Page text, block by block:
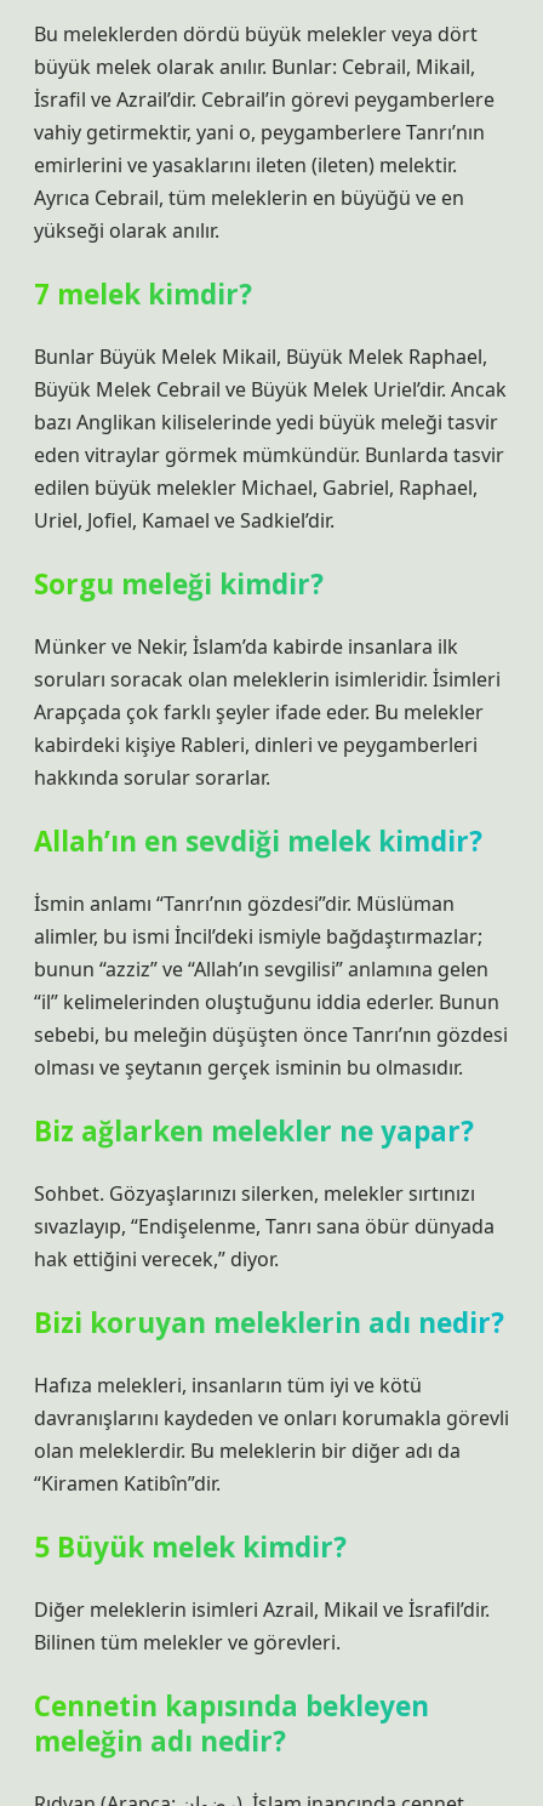
Bu meleklerden dördü büyük melekler veya dört
büyük melek olarak anılır. Bunlar: Cebrail, Mikail,
İsrafil ve Azrail’dir. Cebrail’in görevi peygamberlere
vahiy getirmektir, yani o, peygamberlere Tanrı’nın
emirlerini ve yasaklarını ileten (ileten) melektir.
Ayrıca Cebrail, tüm meleklerin en büyüğü ve en
yükseği olarak anılır.
7 melek kimdir?
Bunlar Büyük Melek Mikail, Büyük Melek Raphael,
Büyük Melek Cebrail ve Büyük Melek Uriel’dir. Ancak
bazı Anglikan kiliselerinde yedi büyük meleği tasvir
eden vitraylar görmek mümkündür. Bunlarda tasvir
edilen büyük melekler Michael, Gabriel, Raphael,
Uriel, Jofiel, Kamael ve Sadkiel’dir.
Sorgu meleği kimdir?
Münker ve Nekir, İslam’da kabirde insanlara ilk
soruları soracak olan meleklerin isimleridir. İsimleri
Arapçada çok farklı şeyler ifade eder. Bu melekler
kabirdeki kişiye Rableri, dinleri ve peygamberleri
hakkında sorular sorarlar.
Allah’ın en sevdiği melek kimdir?
İsmin anlamı “Tanrı’nın gözdesi”dir. Müslüman
alimler, bu ismi İncil’deki ismiyle bağdaştırmazlar;
bunun “azziz” ve “Allah’ın sevgilisi” anlamına gelen
“il” kelimelerinden oluştuğunu iddia ederler. Bunun
sebebi, bu meleğin düşüşten önce Tanrı’nın gözdesi
olması ve şeytanın gerçek isminin bu olmasıdır.
Biz ağlarken melekler ne yapar?
Sohbet. Gözyaşlarınızı silerken, melekler sırtınızı
sıvazlayıp, “Endişelenme, Tanrı sana öbür dünyada
hak ettiğini verecek,” diyor.
Bizi koruyan meleklerin adı nedir?
Hafıza melekleri, insanların tüm iyi ve kötü
davranışlarını kaydeden ve onları korumakla görevli
olan meleklerdir. Bu meleklerin bir diğer adı da
“Kiramen Katibîn”dir.
5 Büyük melek kimdir?
Diğer meleklerin isimleri Azrail, Mikail ve İsrafil’dir.
Bilinen tüm melekler ve görevleri.
Cennetin kapısında bekleyen
meleğin adı nedir?